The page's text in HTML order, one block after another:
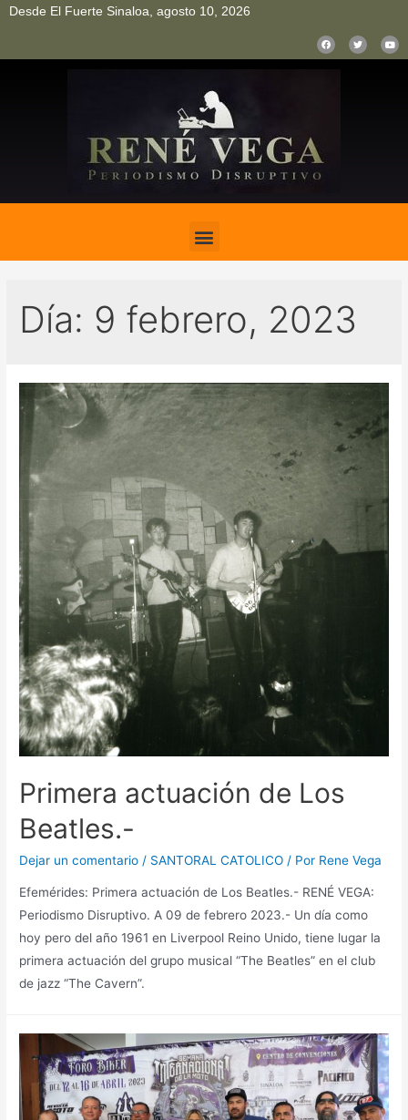
Desde El Fuerte Sinaloa, agosto 10, 2026
Día: 9 febrero, 2023
Primera actuación de Los
Beatles.-
Dejar un comentario / SANTORAL CATOLICO / Por Rene Vega
Efemérides: Primera actuación de Los Beatles.- RENÉ VEGA:
Periodismo Disruptivo. A 09 de febrero 2023.- Un día como
hoy pero del año 1961 en Liverpool Reino Unido, tiene lugar la
primera actuación del grupo musical “The Beatles” en el club
de jazz “The Cavern”.